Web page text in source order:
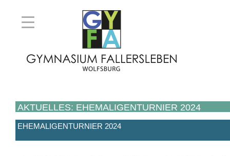
AKTUELLES: EHEMALIGENTURNIER 2024
EHEMALIGENTURNIER 2024